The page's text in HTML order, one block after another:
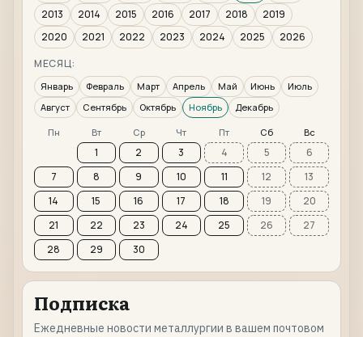
2013
2014 2015 2016 2017 2018
2019
2020
2021 2022 2023 2024 2025
2026
МЕСЯЦ:
Январь Февраль Март Апрель Май Июнь
Июль
Август
Сентябрь Октябрь Ноябрь Декабрь
Пн Вт Ср Чт Пт Сб Вс
1 2 3 4 5
6
7
8 9 10 11 12
13
14
15 16 17 18 19
20
21
22 23 24 25 26
27
28
29 30
Подписка
Ежедневные новости металлургии в вашем почтовом